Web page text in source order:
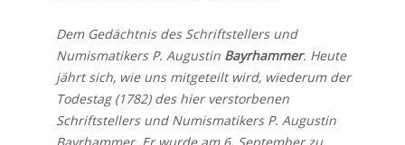
Dem Gedächtnis des Schriftstellers und
Numismatikers P. Augustin Bayrhammer. Heute
jährt sich, wie uns mitgeteilt wird, wiederum der
Todestag (1782) des hier verstorbenen
Schriftstellers und Numismatikers P. Augustin